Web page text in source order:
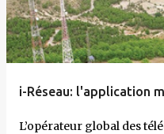
i-Réseau: l'application
L’opérateur global des